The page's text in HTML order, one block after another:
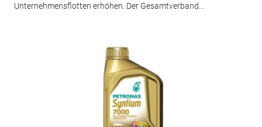
Unternehmensflotten erhöhen. Der Gesamtverband...